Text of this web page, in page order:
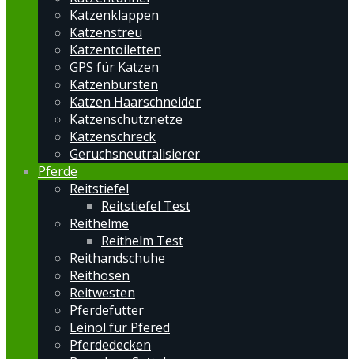
Katzenklappen
Katzenstreu
Katzentoiletten
GPS für Katzen
Katzenbürsten
Katzen Haarschneider
Katzenschutznetze
Katzenschreck
Geruchsneutralisierer
Pferde
Reitstiefel
Reitstiefel Test
Reithelme
Reithelm Test
Reithandschuhe
Reithosen
Reitwesten
Pferdefutter
Leinöl für Pfered
Pferdedecken